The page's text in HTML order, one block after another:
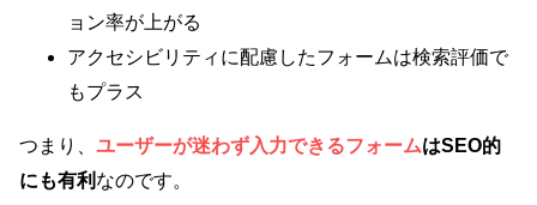
ョン率が上がる
アクセシビリティに配慮したフォームは検索評価で
もプラス
つまり、 ユーザーが迷わず入力できるフォームはSEO的
にも有利 なのです。